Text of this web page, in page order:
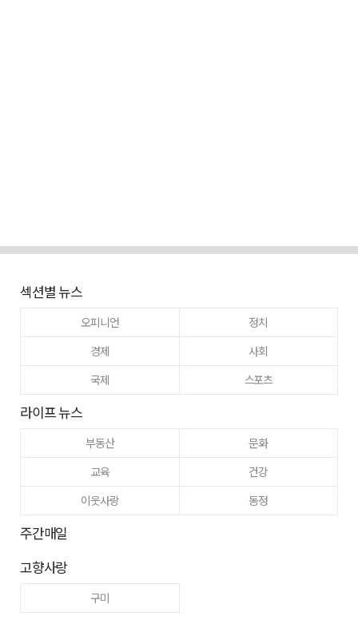
섹션별 뉴스
오피니언
정치
경제
사회
국제
스포츠
라이프 뉴스
부동산
문화
교육
건강
이웃사랑
동정
주간매일
고향사랑
구미